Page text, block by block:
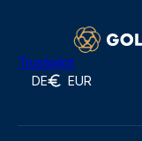
Trustpilot
DE EUR